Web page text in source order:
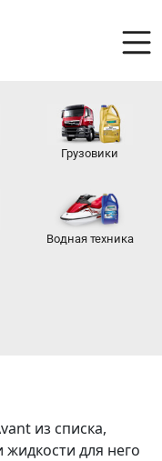
Грузовики
Водная техника
из списка,
для него